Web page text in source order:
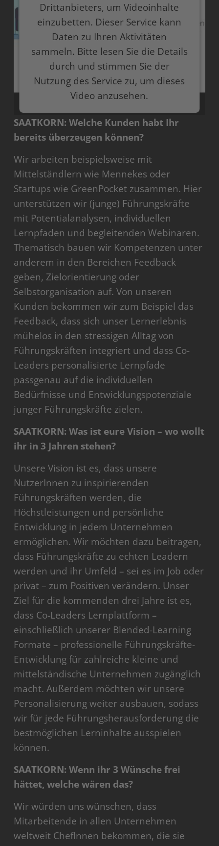
Drittanbieters, um Videoinhalte
einzubetten. Dieser Service kann
Daten zu Ihren Aktivitäten
sammeln. Bitte lesen Sie die Details
durch und stimmen Sie der
Nutzung des Service zu, um dieses
Video anzusehen.
Mehr Informationen
Usercentrics Consent Management
Platform
SAATKORN: Welche Kunden habt Ihr
bereits überzeugen können?
Wir arbeiten beispielsweise mit
Mittelständlern wie Mennekes oder
Startups wie GreenPocket zusammen. Hier
unterstützen wir (junge) Führungskräfte
mit Potentialanalysen, individuellen
Lernpfaden und begleitenden Webinaren.
Thematisch bauen wir Kompetenzen unter
anderem in den Bereichen Feedback
geben, Zielorientierung oder
Selbstorganisation auf. Von unseren
Kunden bekommen wir zum Beispiel das
Feedback, dass sich unser Lernerlebnis
mühelos in den stressigen Alltag von
Führungskräften integriert und dass Co-
Leaders personalisierte Lernpfade
passgenau auf die individuellen
Bedürfnisse und Entwicklungspotenziale
junger Führungskräfte zielen.
SAATKORN: Was ist eure Vision – wo wollt
ihr in 3 Jahren stehen?
Unsere Vision ist es, dass unsere
NutzerInnen zu inspirierenden
Führungskräften werden, die
Höchstleistungen und persönliche
Entwicklung in jedem Unternehmen
ermöglichen. Wir möchten dazu beitragen,
dass Führungskräfte zu echten Leadern
werden und ihr Umfeld – sei es im Job oder
privat – zum Positiven verändern. Unser
Ziel für die kommenden drei Jahre ist es,
dass Co-Leaders Lernplattform –
einschließlich unserer Blended-Learning
Formate – professionelle Führungskräfte-
Entwicklung für zahlreiche kleine und
mittelständische Unternehmen zugänglich
macht. Außerdem möchten wir unsere
Personalisierung weiter ausbauen, sodass
wir für jede Führungsherausforderung die
bestmöglichen Lerninhalte ausspielen
können.
SAATKORN: Wenn ihr 3 Wünsche frei
hättet, welche wären das?
Wir würden uns wünschen, dass
Mitarbeitende in allen Unternehmen
weltweit ChefInnen bekommen, die sie